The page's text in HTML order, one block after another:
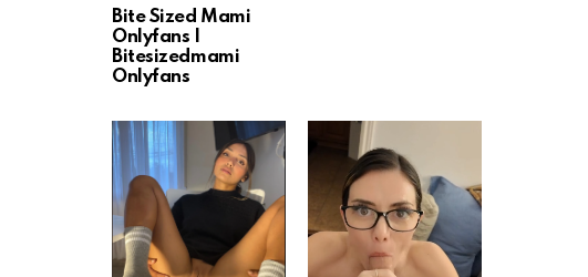
Bite Sized Mami
Onlyfans |
Bitesizedmami
Onlyfans